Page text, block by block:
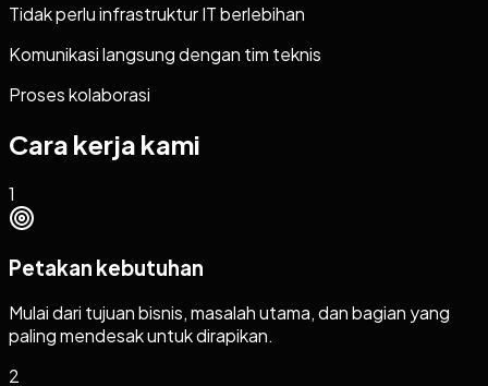
Tidak perlu infrastruktur IT berlebihan
Komunikasi langsung dengan tim teknis
Proses kolaborasi
Cara kerja kami
1
Petakan kebutuhan
Mulai dari tujuan bisnis, masalah utama, dan bagian yang
paling mendesak untuk dirapikan.
2